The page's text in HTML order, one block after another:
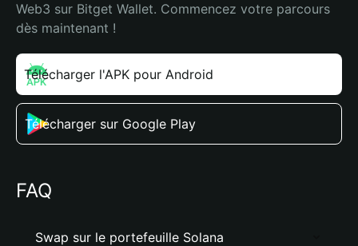
Web3 sur Bitget Wallet. Commencez votre parcours
dès maintenant !
Télécharger l'APK pour Android
Télécharger sur Google Play
FAQ
Swap sur le portefeuille Solana